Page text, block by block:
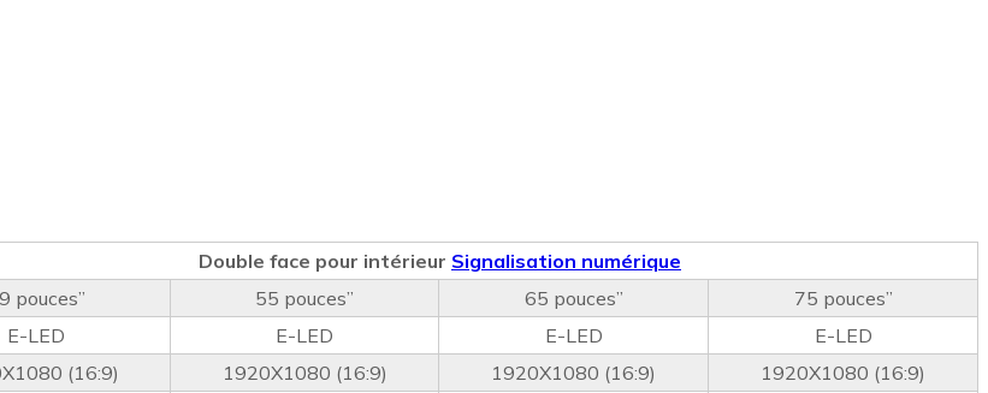
Double face pour intérieur Signalisation numérique
pouces” 55 pouces” 65 pouces”
75 pouces”
E-LED E-LED E-LED
E-LED
(16:9) 1920X1080 (16:9) 1920X1080 (16:9)
1920X1080 (16:9)